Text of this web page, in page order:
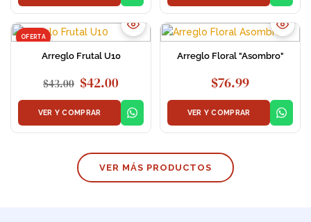
OFERTA
Arreglo Frutal U10
$43.00 El
precio
original
era:
$42.00El
precio
actual
es:
VER Y COMPRAR
Arreglo Floral "Asombro"
$76.99
VER Y COMPRAR
VER MÁS PRODUCTOS